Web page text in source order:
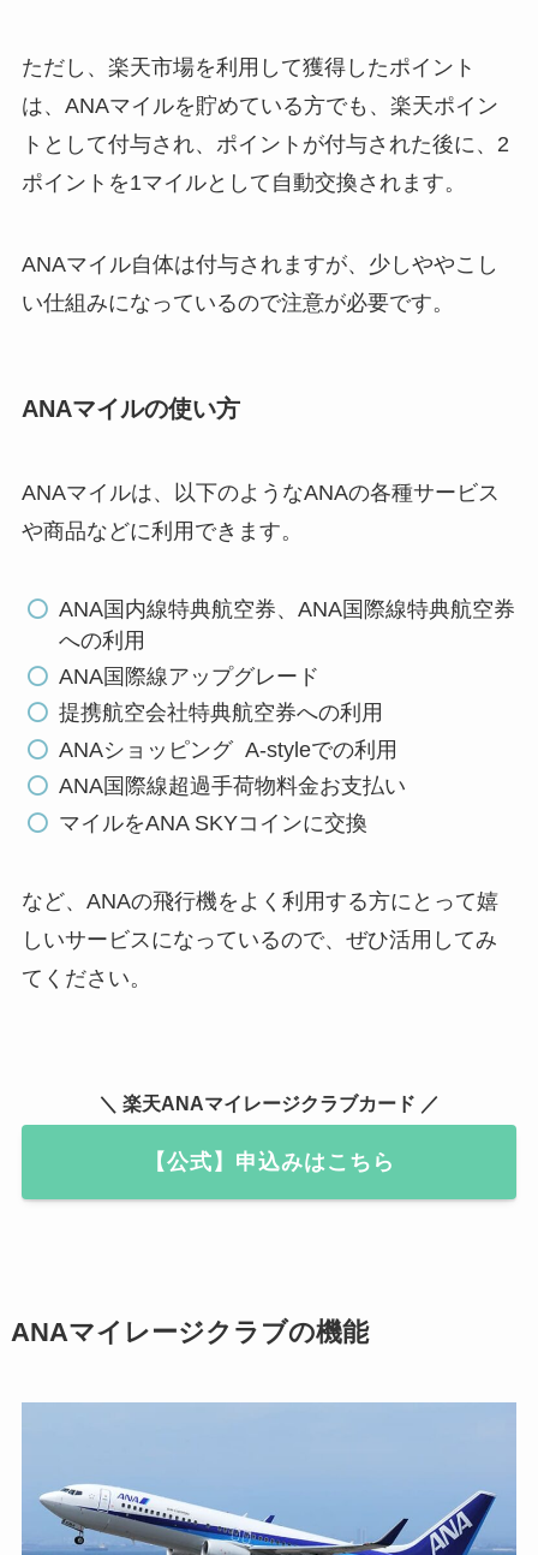
ただし、楽天市場を利用して獲得したポイント
は、ANAマイルを貯めている方でも、楽天ポイン
トとして付与され、ポイントが付与された後に、2
ポイントを1マイルとして自動交換されます。
ANAマイル自体は付与されますが、少しややこし
い仕組みになっているので注意が必要です。
ANAマイルの使い方
ANAマイルは、以下のようなANAの各種サービス
や商品などに利用できます。
ANA国内線特典航空券、ANA国際線特典航空券
への利用
ANA国際線アップグレード
提携航空会社特典航空券への利用
ANAショッピング A-styleでの利用
ANA国際線超過手荷物料金お支払い
マイルをANA SKYコインに交換
など、ANAの飛行機をよく利用する方にとって嬉
しいサービスになっているので、ぜひ活用してみ
てください。
＼ 楽天ANAマイレージクラブカード ／
【公式】申込みはこちら
ANAマイレージクラブの機能